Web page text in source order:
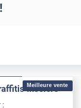
Meilleure vente
incolore
: